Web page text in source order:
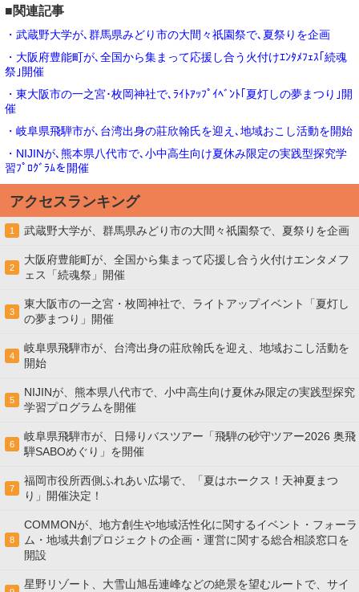
■関連記事
・武蔵野大学が､群馬県みどり市の大間々祇園祭で､夏祭りを企画
・大阪府豊能町が､全国から集まって応援し合う火付けｴﾝﾀﾒﾌｪｽ｢続魂
祭｣開催
・東大阪市の一之宮･枚岡神社で､ﾗｲﾄｱｯﾌﾟｲﾍﾞﾝﾄ｢夏灯しの夢まつり｣開
催
・岐阜県飛騨市が､台湾出身の莊欣翰氏を迎え､地域おこし活動を開始
・NIJINが､熊本県八代市で､小中高生向け夏休み限定の実践型探究学
習ﾌﾟﾛｸﾞﾗﾑを開催
アクセスランキング
1 武蔵野大学が、群馬県みどり市の大間々祇園祭で、夏祭りを企画
2
大阪府豊能町が、全国から集まって応援し合う火付けエンタメフ
ェス「続魂祭」開催
3
東大阪市の一之宮・枚岡神社で、ライトアップイベント「夏灯し
の夢まつり」開催
4
岐阜県飛騨市が、台湾出身の莊欣翰氏を迎え、地域おこし活動を
開始
5
NIJINが、熊本県八代市で、小中高生向け夏休み限定の実践型探究
学習プログラムを開催
6
岐阜県飛騨市が、日帰りバスツアー「飛騨の砂守ツアー2026 奥飛
騨SABOめぐり」を開催
7
福岡市役所西側ふれあい広場で、「夏はホークス！天神夏まつ
り」開催決定！
8
COMMONが、地方創生や地域活性化に関するイベント・フォーラ
ム・地域共創プロジェクトの企画・運営に関する総合相談窓口を
開設
星野リゾート、大雪山旭岳連峰などの絶景を望むルートで、サイ